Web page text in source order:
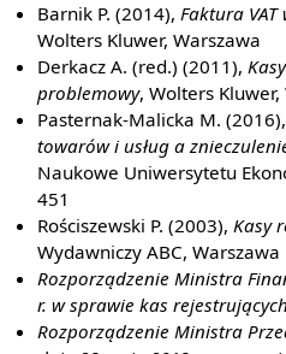
Barnik P. (2014),Faktura
Wolters Kluwer, Warszawa
Derkacz A. (red.) (2011),
problemowy, Wolters Kluwer,
Pasternak-Malicka M.
towarów i usług a
Naukowe Uniwersytetu
451
Rościszewski P. (2003),Kasy
Wydawniczy ABC, Warszawa
Rozporządzenie Ministra
r. w sprawie kas rejestrujących
Rozporządzenie Ministra